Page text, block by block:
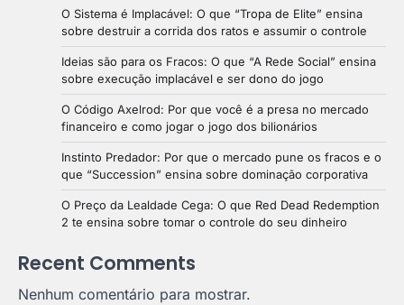
O Sistema é Implacável: O que “Tropa de Elite” ensina
sobre destruir a corrida dos ratos e assumir o controle
Ideias são para os Fracos: O que “A Rede Social” ensina
sobre execução implacável e ser dono do jogo
O Código Axelrod: Por que você é a presa no mercado
financeiro e como jogar o jogo dos bilionários
Instinto Predador: Por que o mercado pune os fracos e o
que “Succession” ensina sobre dominação corporativa
O Preço da Lealdade Cega: O que Red Dead Redemption
2 te ensina sobre tomar o controle do seu dinheiro
Recent Comments
Nenhum comentário para mostrar.